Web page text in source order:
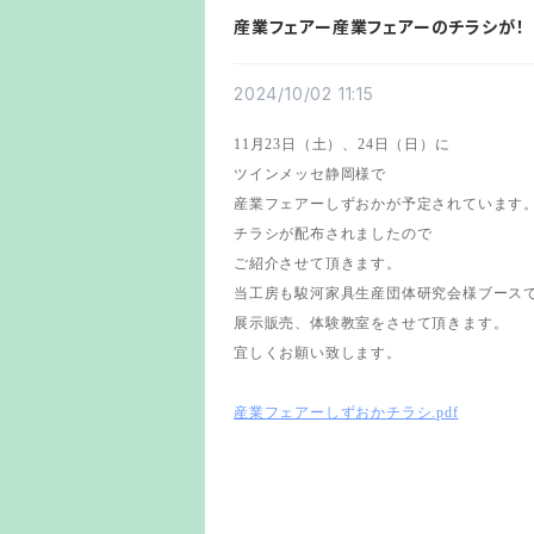
産業フェアー産業フェアーのチラシが！
2024/10/02 11:15
11月23日（土）、24日（日）に
ツインメッセ静岡様で
産業フェアーしずおかが予定されています
チラシが配布されましたので
ご紹介させて頂きます。
当工房も駿河家具生産団体研究会様ブース
展示販売、体験教室をさせて頂きます。
宜しくお願い致します。
産業フェアーしずおかチラシ.pdf